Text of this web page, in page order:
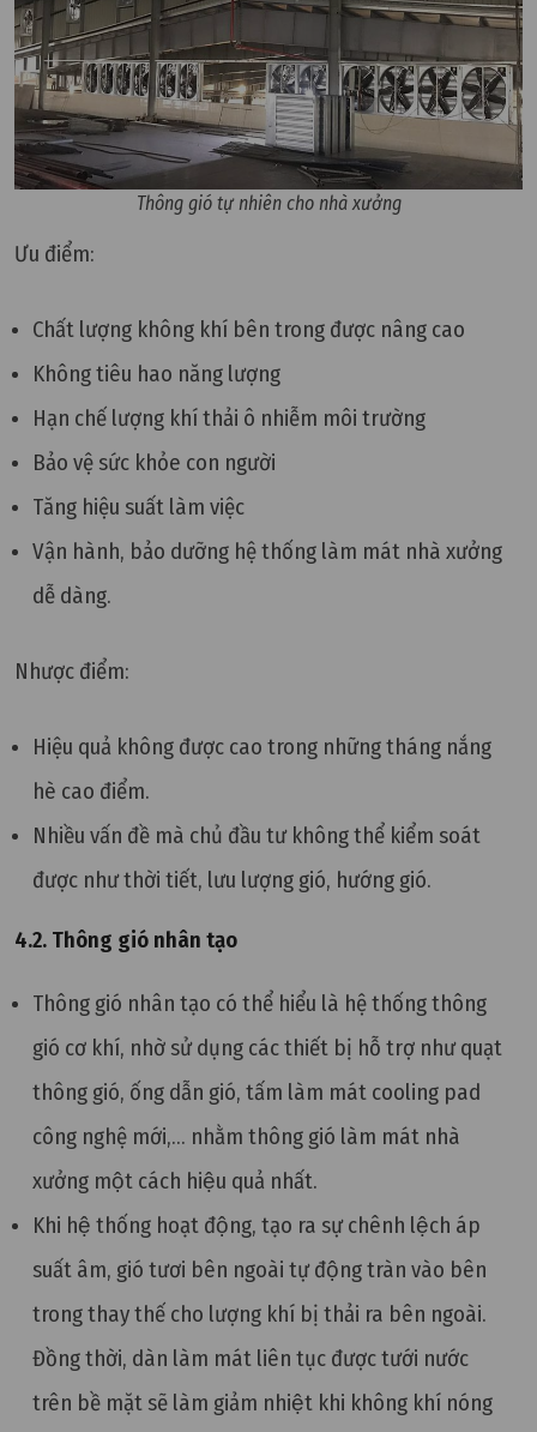
Thông gió tự nhiên cho nhà xưởng
Ưu điểm:
Chất lượng không khí bên trong được nâng cao
Không tiêu hao năng lượng
Hạn chế lượng khí thải ô nhiễm môi trường
Bảo vệ sức khỏe con người
Tăng hiệu suất làm việc
Vận hành, bảo dưỡng hệ thống làm mát nhà xưởng
dễ dàng.
Nhược điểm:
Hiệu quả không được cao trong những tháng nắng
hè cao điểm.
Nhiều vấn đề mà chủ đầu tư không thể kiểm soát
được như thời tiết, lưu lượng gió, hướng gió.
4.2. Thông gió nhân tạo
Thông gió nhân tạo có thể hiểu là hệ thống thông
gió cơ khí, nhờ sử dụng các thiết bị hỗ trợ như quạt
thông gió, ống dẫn gió, tấm làm mát cooling pad
công nghệ mới,... nhằm thông gió làm mát nhà
xưởng một cách hiệu quả nhất.
Khi hệ thống hoạt động, tạo ra sự chênh lệch áp
suất âm, gió tươi bên ngoài tự động tràn vào bên
trong thay thế cho lượng khí bị thải ra bên ngoài.
Đồng thời, dàn làm mát liên tục được tưới nước
trên bề mặt sẽ làm giảm nhiệt khi không khí nóng